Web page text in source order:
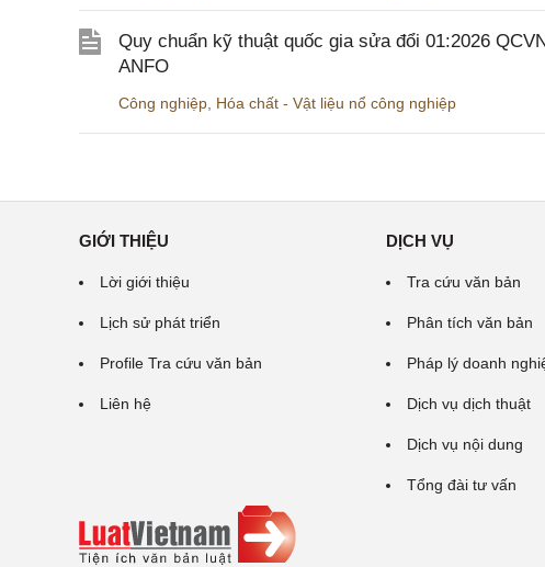
Quy chuẩn kỹ thuật quốc gia sửa đổi 01:2026
ANFO
Công nghiệp Hóa chất - Vật liệu nổ công nghiệp
GIỚI THIỆU
Lời giới thiệu
Lịch sử phát triển
Profile Tra cứu văn bản
Liên hệ
DỊCH VỤ
Tra cứu văn bản
Phân tích văn bản
Pháp lý doanh
Dịch vụ dịch thuật
Dịch vụ nội dung
Tổng đài tư vấn